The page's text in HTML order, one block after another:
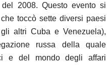
del 2008. Questo evento si
toccò sette diversi paesi
altri Cuba e Venezuela),
russa della quale
e del mondo degli affari